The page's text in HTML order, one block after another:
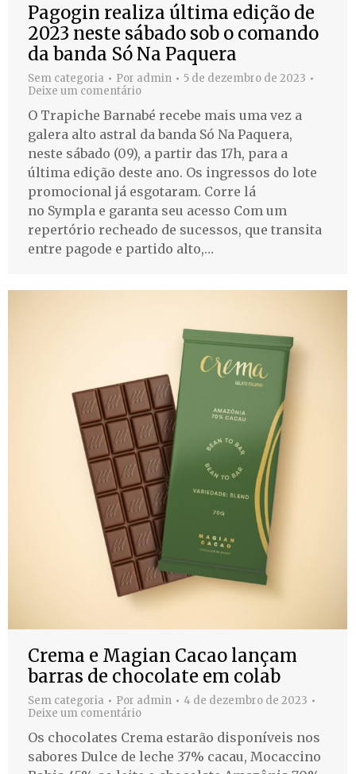
Pagogin realiza última edição de
2023 neste sábado sob o comando
da banda Só Na Paquera
Sem categoria Por admin
5 de dezembro de 2023
Deixe um comentário
O Trapiche Barnabé recebe mais uma vez a
galera alto astral da banda Só Na Paquera,
neste sábado (09), a partir das 17h, para a
última edição deste ano. Os ingressos do lote
promocional já esgotaram. Corre lá
no Sympla e garanta seu acesso Com um
repertório recheado de sucessos, que transita
entre pagode e partido alto,…
Crema e Magian Cacao lançam
barras de chocolate em colab
Sem categoria Por admin
4 de dezembro de 2023
Deixe um comentário
Os chocolates Crema estarão disponíveis nos
sabores Dulce de leche 37% cacau, Mocaccino